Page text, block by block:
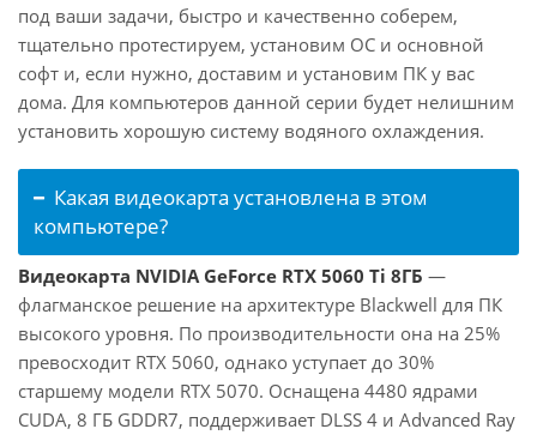
под ваши задачи, быстро и качественно соберем,
тщательно протестируем, установим ОС и основной
софт и, если нужно, доставим и установим ПК у вас
дома. Для компьютеров данной серии будет нелишним
установить хорошую систему водяного охлаждения.
Какая видеокарта установлена в этом
компьютере?
Видеокарта NVIDIA GeForce RTX 5060 Ti 8ГБ —
флагманское решение на архитектуре Blackwell для ПК
высокого уровня. По производительности она на 25%
превосходит RTX 5060, однако уступает до 30%
старшему модели RTX 5070. Оснащена 4480 ядрами
CUDA, 8 ГБ GDDR7, поддерживает DLSS 4 и Advanced Ray